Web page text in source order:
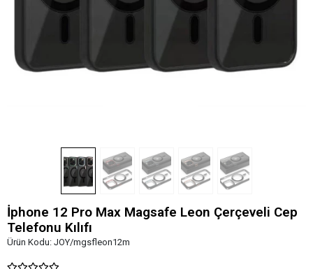
İphone 12 Pro Max Magsafe Leon Çerçeveli Cep
Telefonu Kılıfı
Ürün Kodu: JOY/mgsfleon12m